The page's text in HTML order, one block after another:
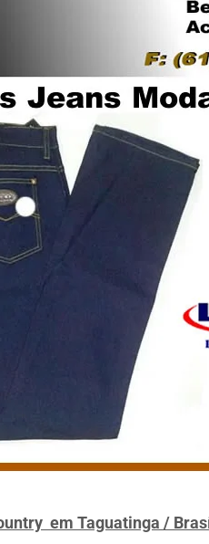
em Taguatinga /